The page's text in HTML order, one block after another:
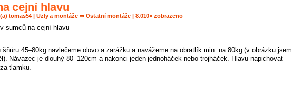
cejní hlavu
tomas54 | Uzly a montáže ⇒ Ostatní montáže | 8.010× zobrazeno
sumců na cejní hlavu
šňůru 45–80kg navlečeme olovo a zarážku a navážeme na obratlík min. na 80kg (v obrázku jsem
Návazec je dlouhý 80–120cm a nakonci jeden jednoháček nebo trojháček. Hlavu napichovat
tlamku.